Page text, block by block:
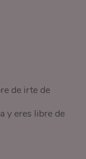
de irte de
y eres libre de